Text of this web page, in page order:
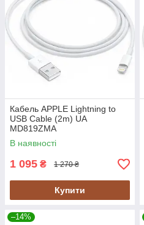
Кабель APPLE Lightning to
USB Cable (2m) UA
MD819ZMA
В наявності
1 095 ₴ 1 270 ₴
Купити
–14%